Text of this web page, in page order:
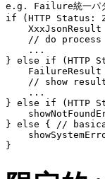
e.g. Failure統一パタ
if (HTTP Status:
    XxxJsonResult
// do
...
} else if (HTTP
    FailureResult
// show
...
} else if (HTTP
} else { //